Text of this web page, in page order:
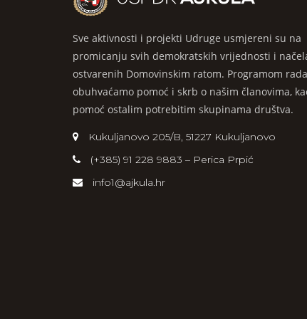
Sve aktivnosti i projekti Udruge usmjereni su na
promicanju svih demokratskih vrijednosti i
ostvarenih Domovinskim ratom. Programom rada
obuhvaćamo pomoć i skrb o našim članovima,
pomoć ostalim potrebitim skupinama društva.
Kukuljanovo 205/B, 51227 Kukuljanovo
(+385) 91 228 9883 – Perica Prpić
info1@ajkula.hr